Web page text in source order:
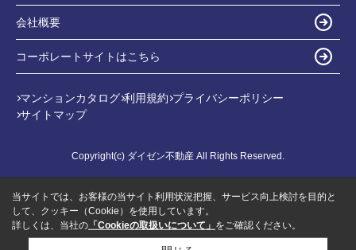
会社概要
コーポレートサイトはこちら
マンションカタログ 利用規約 プライバシーポリシー
サイトマップ
Copyright(c) ダイゼン不動産 All Rights Reserved.
当サイトでは、お客様の当サイト利用状況把握、サービス向上検討を目的と
して、クッキー（Cookie）を使用しています。
詳しくは、当社の 「Cookieの取扱いについて」 をご確認ください。